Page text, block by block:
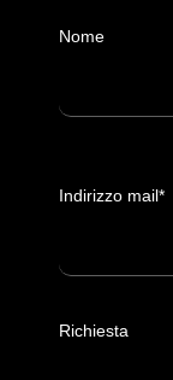
Nome
Indirizzo mail*
Richiesta